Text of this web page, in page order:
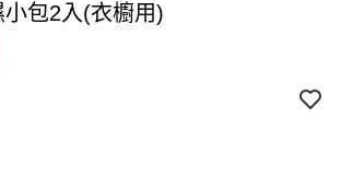
包2入(衣櫥用)